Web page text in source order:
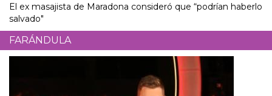
El ex masajista de Maradona consideró que “podrían haberlo
salvado"
FARÁNDULA